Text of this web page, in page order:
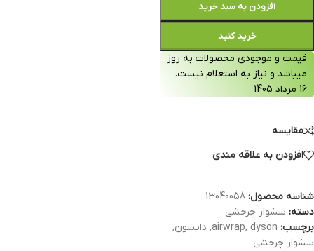
افزودن به سبد خرید
خرید کنید
قیمت و موجودی محصولات به روز
میباشد و نیاز به استعلام نیست.
16 مرداد 1405
مقایسه
افزودن به علاقه مندی
شناسه محصول: 13040058
دسته: سشوار چرخشی
برچسب:
airwrap, dyson
, دایسون,
سشوار چرخشی